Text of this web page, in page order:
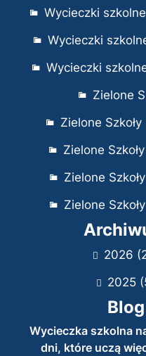
Wycieczki
Wycieczki
Wycieczki
Zielone
Zielone
Zielone
Zielone
Zielone
2026
2025
Blog
Wycieczka szkolna
dni, które uczą